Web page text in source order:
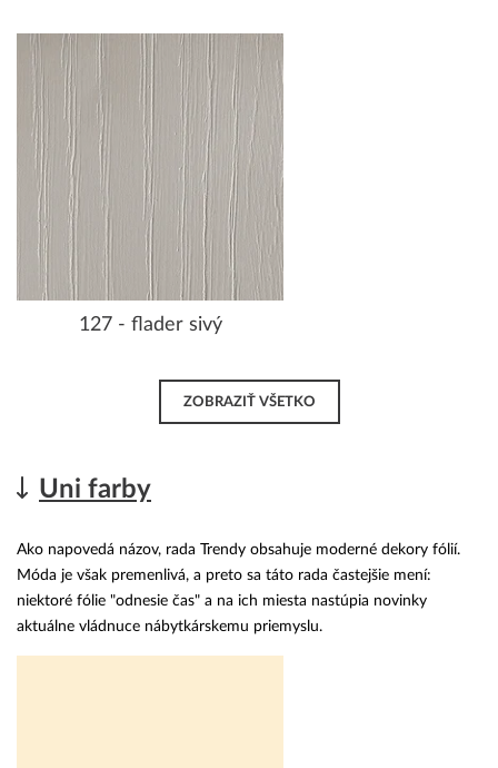
127 - flader sivý
ZOBRAZIŤ VŠETKO
Uni farby
Ako napovedá názov, rada Trendy obsahuje moderné dekory fólií.
Móda je však premenlivá, a preto sa táto rada častejšie mení:
niektoré fólie "odnesie čas" a na ich miesta nastúpia novinky
aktuálne vládnuce nábytkárskemu priemyslu.